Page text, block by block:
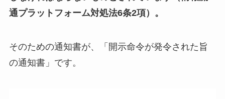
通プラットフォーム対処法6条2項）。
そのための通知書が、「開示命令が発令された旨
の通知書」です。